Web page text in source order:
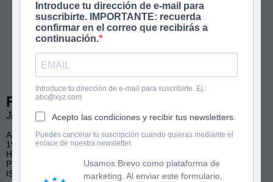
Introduce tu dirección de e-mail para
suscribirte. IMPORTANTE: recuerda
confirmar en el correo que recibirás a
continuación.
Introduce tu dirección de e-mail para suscribirte. Ej.:
abc@xyz.com
Acepto las condiciones y recibir tus newsletters.
Puedes cancelar tu suscripción cuando quieras mediante el
enlace de nuestra newsletter.
Usamos Brevo como plataforma de
marketing. Al enviar este formulario,
Fray Perico en la guerra
Juan Muñoz Martín. Ilustraciones de Antonio Tello.
A partir de 8 años
192 páginas, b/n
Humor, Aventura, Amistad
Publicado por Toromítico
ISBN: 9788419962010